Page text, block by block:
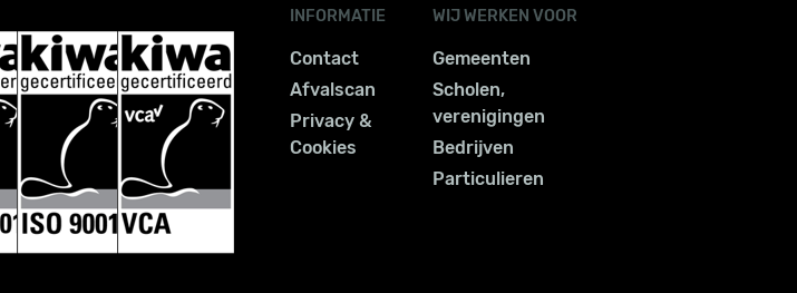
INFORMATIE
Contact
Afvalscan
Privacy &
Cookies
WIJ WERKEN VOOR
Gemeenten
Scholen,
verenigingen
Bedrijven
Particulieren